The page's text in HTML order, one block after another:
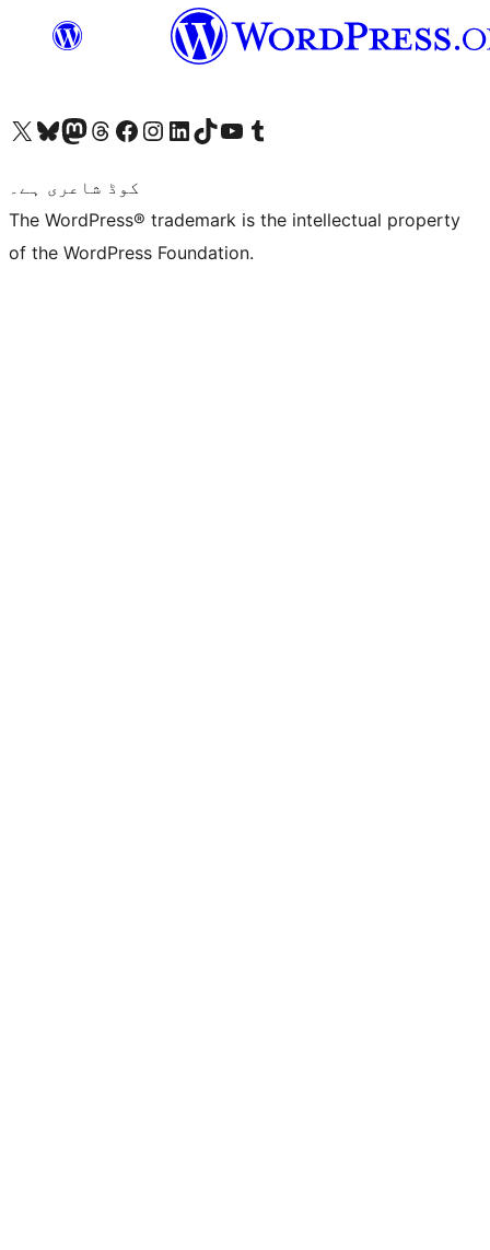
Visit our X (formerly Twitter) account
ہمارے بلیواسکائی اکاؤنٹ پر جائیں
Visit our Mastodon account
ہمارے ٹھریڈز اکاؤنٹ پر جائیں
Visit our Facebook page
Visit our Instagram account
Visit our LinkedIn account
ہمارے ٹک ٹاک اکاؤنٹ پر جائیں
Visit our YouTube channel
ہمارے ٹمبلر اکاؤنٹ پر جائیں
کوڈ شاعری ہے۔
The WordPress® trademark is the intellectual property
of the WordPress Foundation.